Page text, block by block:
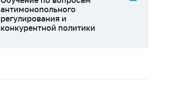
антимонопольного
регулирования и
конкурентной политики